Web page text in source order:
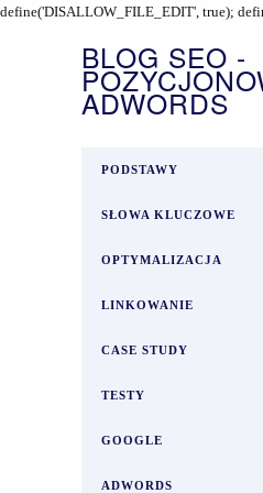
define('DISALLOW_FILE_EDIT', true);
BLOG SEO -
ADWORDS
PODSTAWY
SŁOWA KLUCZOWE
OPTYMALIZACJA
LINKOWANIE
CASE STUDY
TESTY
GOOGLE
ADWORDS